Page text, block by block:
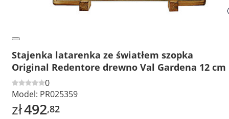
Stajenka latarenka ze światłem szopka
Original Redentore drewno Val Gardena 12 cm
0
Model: PR025359
zł492,82